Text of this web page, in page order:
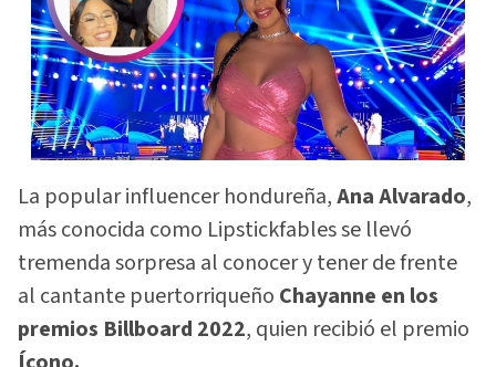
La popular influencer hondureña,Ana Alvarado,
más conocida como Lipstickfables se llevó
tremenda sorpresa al conocer y tener de frente
al cantante puertorriqueño Chayanne en los
premios Billboard 2022, quien recibió el premio